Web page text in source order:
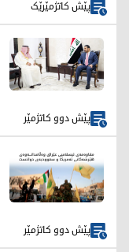
پێش کاتژمێرێک
پێش دوو کاتژمێر
پێش دوو کاتژمێر